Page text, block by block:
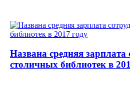
Названа средняя зарплата
столичных библиотек в